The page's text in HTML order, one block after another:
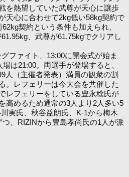
を熱望していた武尊が天心に譲歩
天心に合わせて2kg低い58kg契約で
契約という条件も加えられ、
、武尊が61.75kgでクリアし
ファイト、13:00に開会式が始ま
は21:00。両選手が登場すると、
人（主催者発表）満員の観衆の割
。レフェリーは今大会を共催した
レフェリーをしている豊永稔氏が
高めるため通常の3人より2人多い5
実氏、秋谷益朗氏、K-1から梅木
、RIZINから豊島孝尚氏の1人が派